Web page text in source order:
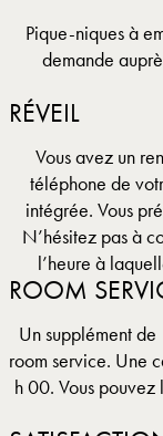
Pique-niques à
demande
RÉVEIL
Vous avez un
téléphone de
intégrée. Vous
N’hésitez pas à
l’heure à
ROOM
Un supplément de
room service. Une
h 00. Vous pouvez